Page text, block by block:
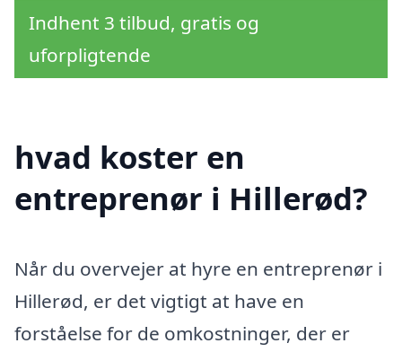
Indhent 3 tilbud, gratis og
uforpligtende
hvad koster en
entreprenør i Hillerød?
Når du overvejer at hyre en entreprenør i
Hillerød, er det vigtigt at have en
forståelse for de omkostninger, der er